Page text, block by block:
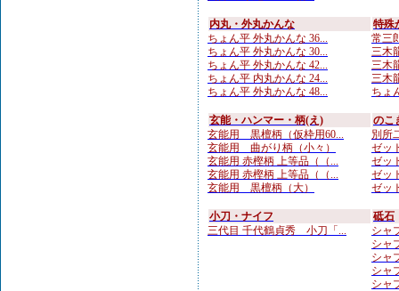
内丸・外丸かんな
ちょん平 外丸かんな 36...
ちょん平 外丸かんな 30...
ちょん平 外丸かんな 42...
ちょん平 内丸かんな 24...
ちょん平 外丸かんな 48...
特殊
常三
三木
三木
三木
ちょ
玄能・ハンマー・柄(え)
玄能用 黒檀柄（仮枠用60...
玄能用 曲がり柄（小々）
玄能用 赤樫柄 上等品（（...
玄能用 赤樫柄 上等品（（...
玄能用 黒檀柄（大）
のこ
別所
ゼッ
ゼッ
ゼッ
ゼッ
小刀・ナイフ
三代目 千代鶴貞秀 小刀「...
砥石
シャ
シャ
シャ
シャ
シャ